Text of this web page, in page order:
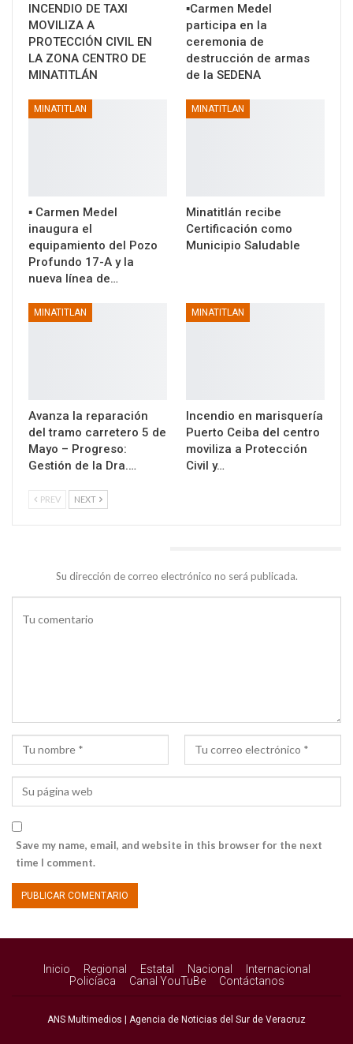
INCENDIO DE TAXI
MOVILIZA A
PROTECCIÓN CIVIL EN
LA ZONA CENTRO DE
MINATITLÁN
▪️Carmen Medel
participa en la
ceremonia de
destrucción de armas
de la SEDENA
MINATITLAN
▪️ Carmen Medel
inaugura el
equipamiento del Pozo
Profundo 17-A y la
nueva línea de…
MINATITLAN
Minatitlán recibe
Certificación como
Municipio Saludable
MINATITLAN
Avanza la reparación
del tramo carretero 5 de
Mayo – Progreso:
Gestión de la Dra.…
MINATITLAN
Incendio en marisquería
Puerto Ceiba del centro
moviliza a Protección
Civil y…
PREV NEXT
Su dirección de correo electrónico no será publicada.
Save my name, email, and website in this browser for the next
time I comment.
Inicio Regional Estatal Nacional
Internacional
Policíaca
Canal YouTuBe Contáctanos
ANS Multimedios | Agencia de Noticias del Sur de Veracruz